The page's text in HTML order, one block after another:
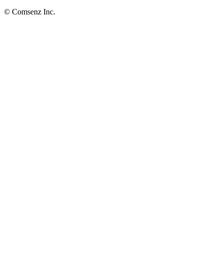
© Comsenz Inc.